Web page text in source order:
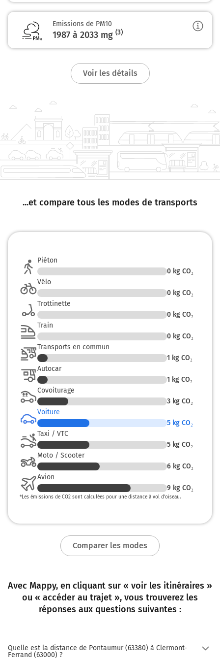
Emissions de PM10
1987 à 2033 mg (3)
Voir les détails
...et compare tous les modes de transports
Piéton
0 kg CO₂
Vélo
0 kg CO₂
Trottinette
0 kg CO₂
Train
0 kg CO₂
Transports en commun
1 kg CO₂
Autocar
1 kg CO₂
Covoiturage
3 kg CO₂
Voiture
5 kg CO₂
Taxi / VTC
5 kg CO₂
Moto / Scooter
6 kg CO₂
Avion
9 kg CO₂
*Les émissions de CO2 sont calculées pour une distance à vol d’oiseau.
Comparer les modes
Avec Mappy, en cliquant sur « voir les itinéraires »
ou « accéder au trajet », vous trouverez les
réponses aux questions suivantes :
Quelle est la distance de Pontaumur (63380) à Clermont-
Ferrand (63000) ?